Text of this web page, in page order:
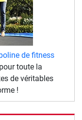
de fitness
pour toute la
de véritables
!